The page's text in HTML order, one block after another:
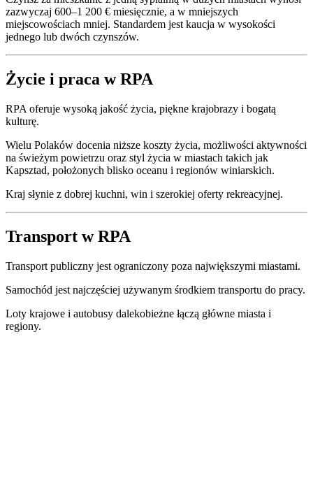
zazwyczaj 600–1 200 € miesięcznie, a w mniejszych
miejscowościach mniej. Standardem jest kaucja w wysokości
jednego lub dwóch czynszów.
Życie i praca w RPA
RPA oferuje wysoką jakość życia, piękne krajobrazy i bogatą
kulturę.
Wielu Polaków docenia niższe koszty życia, możliwości aktywności
na świeżym powietrzu oraz styl życia w miastach takich jak
Kapsztad, położonych blisko oceanu i regionów winiarskich.
Kraj słynie z dobrej kuchni, win i szerokiej oferty rekreacyjnej.
Transport w RPA
Transport publiczny jest ograniczony poza największymi miastami.
Samochód jest najczęściej używanym środkiem transportu do pracy.
Loty krajowe i autobusy dalekobieżne łączą główne miasta i
regiony.